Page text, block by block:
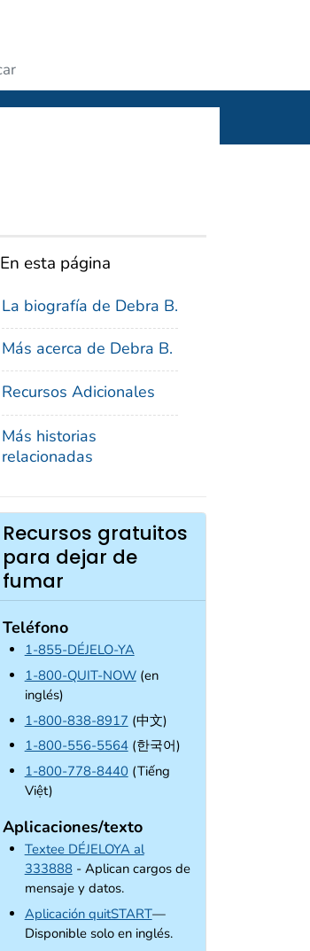
En esta página
La biografía de Debra B.
Más acerca de Debra B.
Recursos Adicionales
Más historias
relacionadas
Recursos gratuitos
para dejar de
fumar
Teléfono
1-855-DÉJELO-YA
1-800-QUIT-NOW(en
inglés)
1-800-838-8917 (中文)
1-800-556-5564(한국어)
1-800-778-8440 (Tiếng
Việt)
Aplicaciones/texto
Textee DÉJELOYA al
333888- Aplican cargos de
mensaje y datos.
Aplicación quitSTARTexternal icon
—
Disponible solo en inglés.